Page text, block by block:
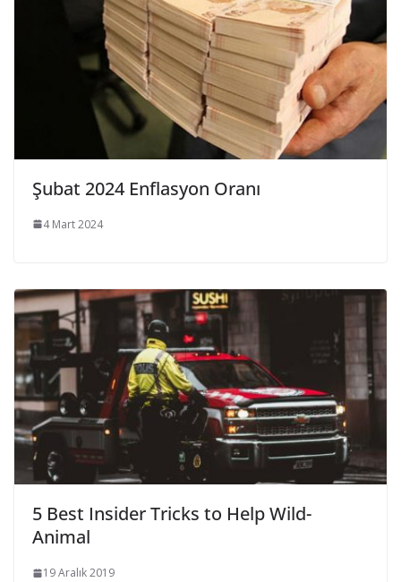
Şubat 2024 Enflasyon Oranı
4 Mart 2024
5 Best Insider Tricks to Help Wild-
Animal
19 Aralık 2019